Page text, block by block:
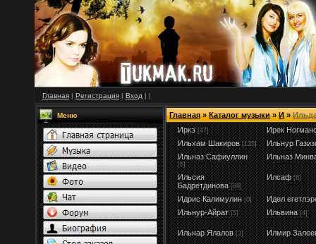
Главная | Регистрация | Вход | |
Меню Главная»Каталог музыки»И»
Иркэ [47]
Ирек
Ильхам Шакиров [135]
Ильнур
Ильназ Сафиуллин
[6]
Ильназ
Ильсия
Бадретдинова [89]
Илсаф [6]
Идрис Калимулин [0]
Идел
Ильнур-Айрат [5] Ильвина [4]
Ильнар Ялалов [3] Илмир